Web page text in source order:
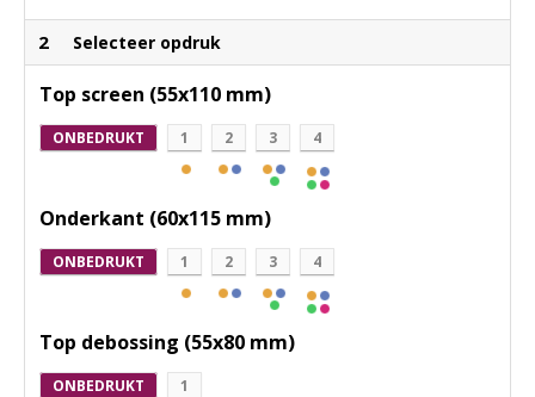
2 Selecteer opdruk
Top screen (55x110 mm)
ONBEDRUKT 1 2 3 4
Onderkant (60x115 mm)
ONBEDRUKT 1 2 3 4
Top debossing (55x80 mm)
ONBEDRUKT 1